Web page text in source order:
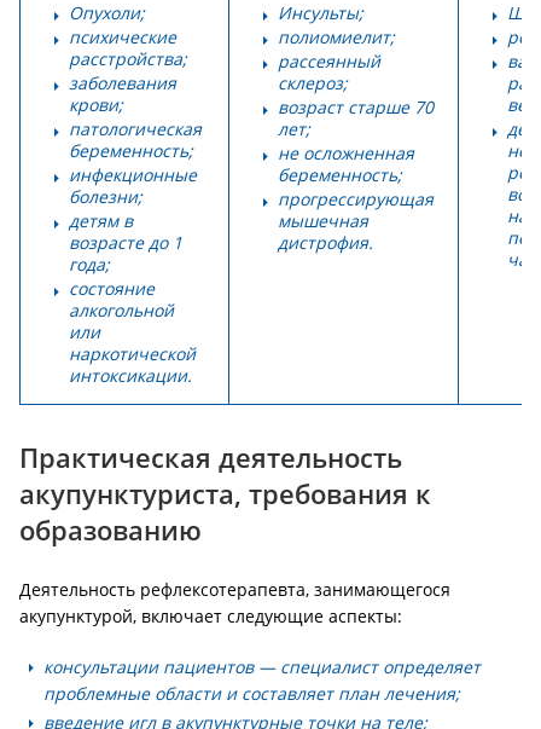
Опухоли;
психические
расстройства;
заболевания
крови;
патологическая
беременность;
инфекционные
болезни;
детям в
возрасте до 1
года;
состояние
алкогольной
или
наркотической
интоксикации.
Инсульты;
полиомиелит;
рассеянный
склероз;
возраст старше 70
лет;
не осложненная
беременность;
прогрессирующая
мышечная
дистрофия.
вен;
не
на
Практическая деятельность
акупунктуриста, требования к
образованию
Деятельность рефлексотерапевта, занимающегося
акупунктурой, включает следующие аспекты:
консультации пациентов — специалист определяет
проблемные области и составляет план лечения;
введение игл в акупунктурные точки на теле;